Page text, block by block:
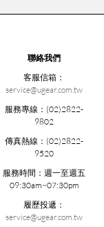
聯絡我們
客服信箱：
service@ugear.com.tw
服務專線： (02)2822-
9802
傳真熱線： (02)2822-
9520
服務時間：週一至週五
09:30am~07:30pm
履歷投遞：
service@ugear.com.tw